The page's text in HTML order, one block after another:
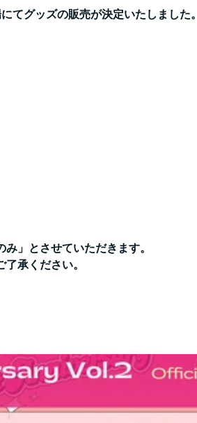
グッズの販売が決定いたしました。
」とさせていただきます。
承ください。